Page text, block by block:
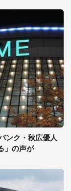
ンク・秋広優人
」の声が